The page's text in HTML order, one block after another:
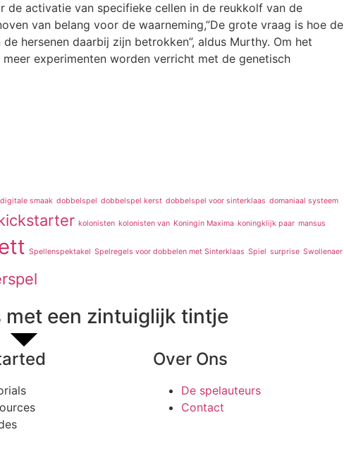
activatie van specifieke cellen in de reukkolf van de
van belang voor de waarneming,”De grote vraag is hoe de
hersenen daarbij zijn betrokken”, aldus Murthy. Om het
experimenten worden verricht met de genetisch
digitale smaak dobbelspel dobbelspel kerst dobbelspel voor sinterklaas domaniaal systeem
kolonisten kolonisten van Koningin Maxima koningklijk paar mansus
Spellenspektakel Spelregels voor dobbelen met Sinterklaas Spiel surprise Swollenaer
met een zintuiglijk tintje
Over Ons
De spelauteurs
Contact